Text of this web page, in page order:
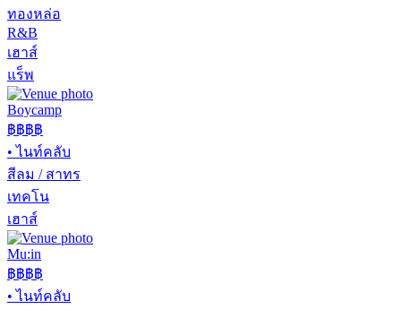
ทองหล่อ
R&B
เฮาส์
แร็พ
Boycamp
฿฿฿฿
•ไนท์คลับ
สีลม / สาทร
เทคโน
เฮาส์
Mu:in
฿฿฿฿
•ไนท์คลับ